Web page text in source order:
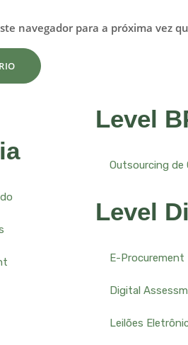
navegador para a próxima vez
Level
Outsourcing de
Level
E-Procurement
Digital
Leilões